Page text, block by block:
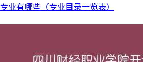
电子信息工程
业有哪些（专业目录一览表）